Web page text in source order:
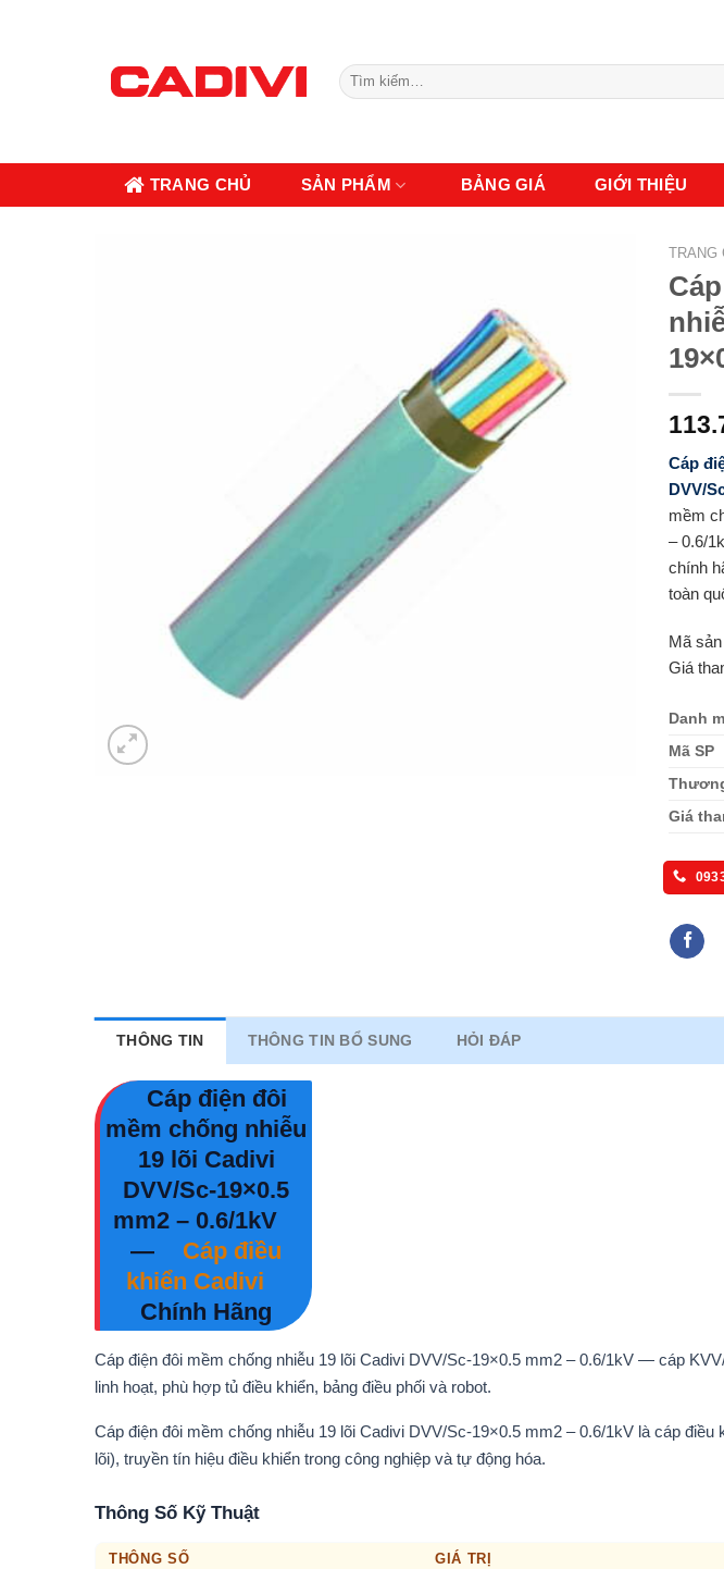
Tìm
kiếm:
TRANG CHỦ SẢN PHẨM BẢNG GIÁ GIỚI THIỆU
TRANG
Cáp
DVV/
mềm
– 0.6/
chính
toàn
Mã
Giá
Danh
Mã SP
Giá
THÔNG TIN THÔNG TIN BỔ SUNG HỎI ĐÁP
Cáp điện đôi
mềm chống nhiễu
19 lõi Cadivi
DVV/Sc-19×0.5
mm2 – 0.6/1kV
—
Cáp điều
khiển Cadivi
Chính Hãng
Cáp điện đôi mềm chống nhiễu 19 lõi Cadivi DVV/Sc-19×0.5 mm2 – 0.6/1kV — cáp
linh hoạt, phù hợp tủ điều khiển, bảng điều phối và robot.
Cáp điện đôi mềm chống nhiễu 19 lõi Cadivi DVV/Sc-19×0.5 mm2 – 0.6/1kV là cáp
lõi), truyền tín hiệu điều khiển trong công nghiệp và tự động hóa.
Thông Số Kỹ Thuật
THÔNG SỐ GIÁ TRỊ